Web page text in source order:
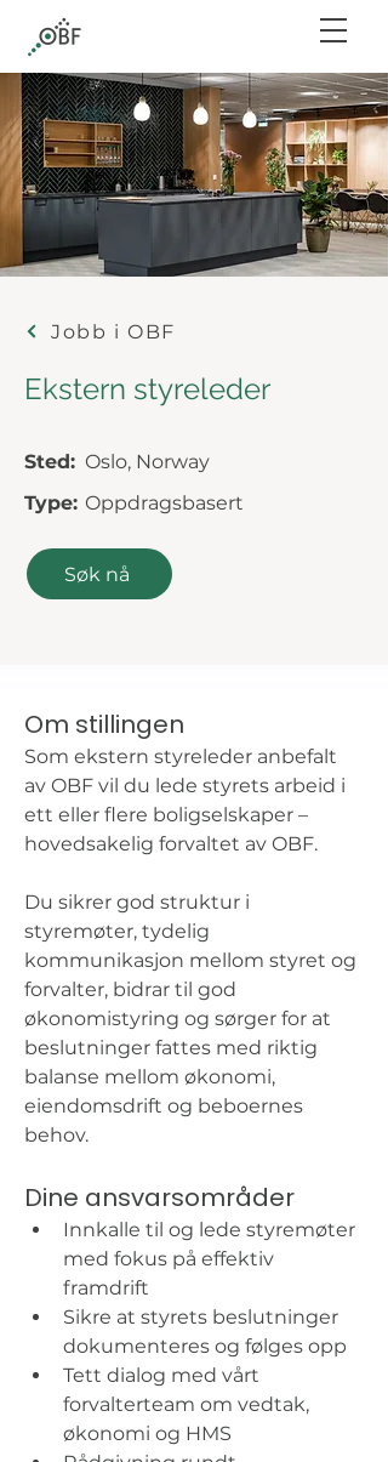
Jobb i OBF
Ekstern styreleder
Sted: Oslo, Norway
Type: Oppdragsbasert
Søk nå
Om stillingen
Som ekstern styreleder anbefalt
av OBF vil du lede styrets arbeid i
ett eller flere boligselskaper –
hovedsakelig forvaltet av OBF.
Du sikrer god struktur i
styremøter, tydelig
kommunikasjon mellom styret og
forvalter, bidrar til god
økonomistyring og sørger for at
beslutninger fattes med riktig
balanse mellom økonomi,
eiendomsdrift og beboernes
behov.
Dine ansvarsområder
Innkalle til og lede styremøter
med fokus på effektiv
framdrift
Sikre at styrets beslutninger
dokumenteres og følges opp
Tett dialog med vårt
forvalterteam om vedtak,
økonomi og HMS